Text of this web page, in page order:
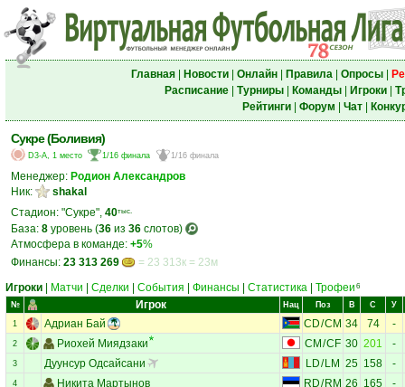
Главная| Новости| Онлайн| Правила| Опросы|
Расписание| Турниры| Команды| Игроки|
Рейтинги| Форум Чат|
Сукре (Боливия)
D3-A, 1 место 1/16 финала 1/16 финала
Менеджер: Родион Александров
Ник:
shakal
Стадион: "Сукре", 40тыс.
База: 8 уровень (36 из 36 слотов)
Атмосфера в команде: +5%
Финансы: 23 313 269
= 23 313к = 23м
Игроки
Матчи Сделки События Финансы Статистика Трофеи 6
№ Игрок Нац Поз В С У
1 Адриан Бай CD/CM 34 74 -
2 Риохей Миядзаки CM /CF 30 201 -
3 Дуунсур Одсайсани LD/ LM 25 158 -
4 Никита Мартынов RD/ RM 26 165 -